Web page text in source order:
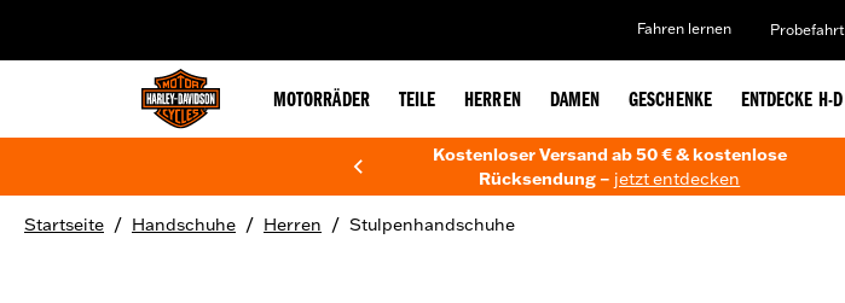
Fahren lernen Probefahrt
MOTORRÄDER TEILE HERREN DAMEN GESCHENKE ENTDECKE H-D
Kostenloser Versand ab 50 € & kostenlose
Rücksendung – jetzt entdecken
Startseite / Handschuhe / Herren / Stulpenhandschuhe